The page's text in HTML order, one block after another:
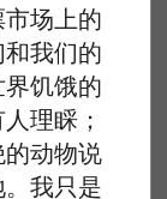
场上的
我们的
饥饿的
理睬；
动物说
我只是